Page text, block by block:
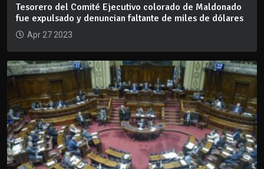
Tesorero del Comité Ejecutivo colorado de Maldonado
fue expulsado y denuncian faltante de miles de dólares
Apr 27 2023